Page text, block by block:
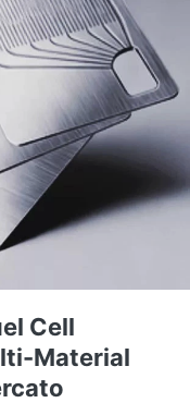
Cell
Material